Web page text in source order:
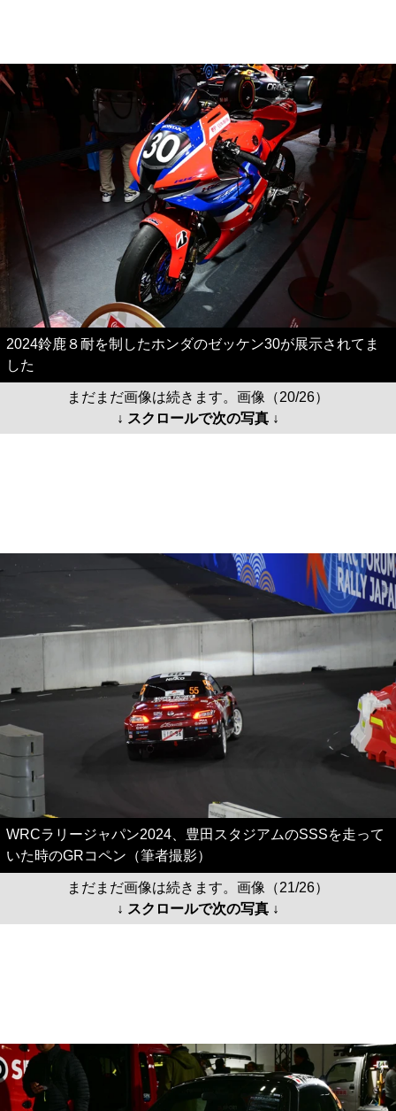
2024鈴鹿８耐を制したホンダのゼッケン30が展示されてま
した
まだまだ画像は続きます。画像（20/26）
↓ スクロールで次の写真 ↓
WRCラリージャパン2024、豊田スタジアムのSSSを走って
いた時のGRコペン（筆者撮影）
まだまだ画像は続きます。画像（21/26）
↓ スクロールで次の写真 ↓